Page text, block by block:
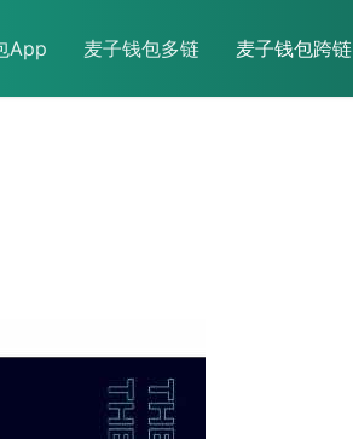
App 麦子钱包多链 麦子钱包跨链